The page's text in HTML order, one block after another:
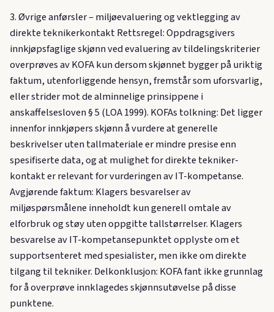
3. Øvrige anførsler – miljøevaluering og vektlegging av
direkte teknikerkontakt Rettsregel: Oppdragsgivers
innkjøpsfaglige skjønn ved evaluering av tildelingskriterier
overprøves av KOFA kun dersom skjønnet bygger på uriktig
faktum, utenforliggende hensyn, fremstår som uforsvarlig,
eller strider mot de alminnelige prinsippene i
anskaffelsesloven § 5 (LOA 1999). KOFAs tolkning: Det ligger
innenfor innkjøpers skjønn å vurdere at generelle
beskrivelser uten tallmateriale er mindre presise enn
spesifiserte data, og at mulighet for direkte tekniker­
kontakt er relevant for vurderingen av IT-kompetanse.
Avgjørende faktum: Klagers besvarelser av
miljøspørsmålene inneholdt kun generell omtale av
elforbruk og støy uten oppgitte tallstørrelser. Klagers
besvarelse av IT-kompetansepunktet opplyste om et
supportsenteret med spesialister, men ikke om direkte
tilgang til tekniker. Delkonklusjon: KOFA fant ikke grunnlag
for å overprøve innklagedes skjønnsutøvelse på disse
punktene.